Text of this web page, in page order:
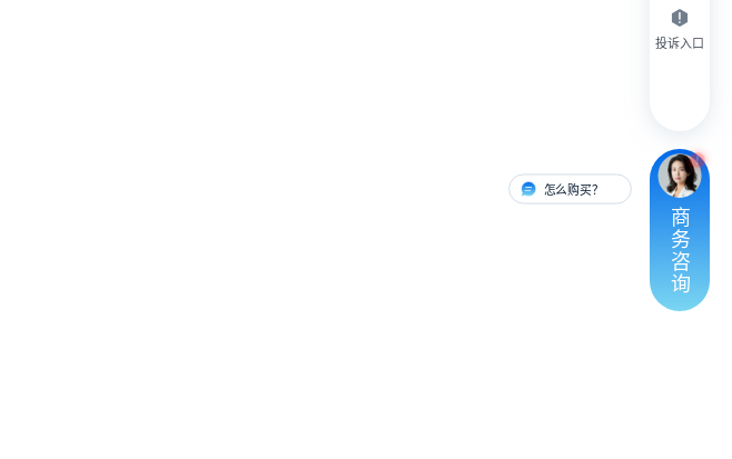
投诉入口
怎么购买？ 有人对接
商
务
咨
询